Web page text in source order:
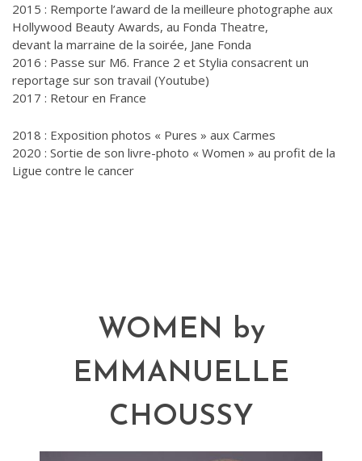
2015 : Remporte l’award de la meilleure photographe aux
Hollywood Beauty Awards, au Fonda Theatre,
devant la marraine de la soirée, Jane Fonda
2016 : Passe sur M6. France 2 et Stylia consacrent un
reportage sur son travail (Youtube)
2017 : Retour en France
2018 : Exposition photos « Pures » aux Carmes
2020 : Sortie de son livre-photo « Women » au profit de la
Ligue contre le cancer
WOMEN by
EMMANUELLE
CHOUSSY